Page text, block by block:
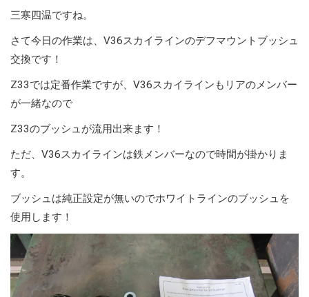
三寒四温ですね。
さて今日の作業は、V36スカイラインのデフマウントブッシュ
交換です！
Z33では定番作業ですが、V36スカイラインもリアのメンバー
が一緒なので
Z33のブッシュが流用出来ます！
ただ、V36スカイラインは鉄メンバーなので時間が掛かりま
す。
ブッシュは純正設定が無いのでホワイトラインのブッシュを
使用します！